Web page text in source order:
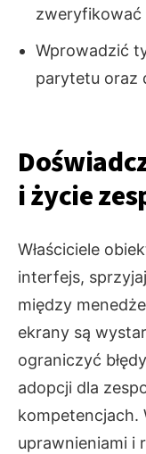
zweryfikować
Wprowadzić
parytetu oraz
i życie
Właściciele
interfejs,
między
ekrany są
ograniczyć
adopcji dla
kompetencjach.
uprawnieniami i